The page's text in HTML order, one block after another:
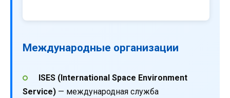
Международные организации
ISES (International Space Environment
Service) — международная служба